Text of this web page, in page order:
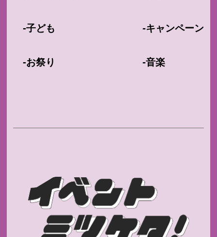
-子ども
-お祭り
-キャンペーン
-音楽